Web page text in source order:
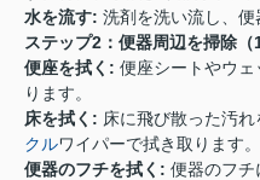
水を流す: 洗剤を洗い流し、便
ステップ2：便器周辺を掃除（1
便座を拭く: 便座シートやウェ
ります。
床を拭く: 床に飛び散った汚れ
クルワイパーで拭き取ります。
便器のフチを拭く: 便器のフチ